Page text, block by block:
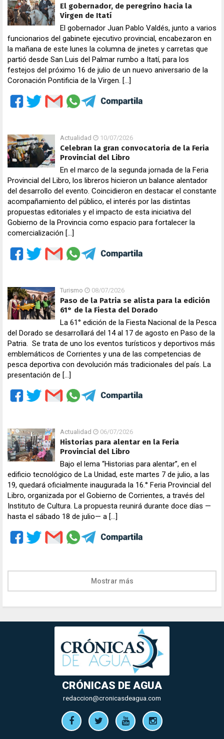
El gobernador, de peregrino hacia la
Virgen de Itatí
El gobernador Juan Pablo Valdés, junto a varios
funcionarios del gabinete ejecutivo provincial, encabezaron en
la mañana de este lunes la columna de jinetes y carretas que
partió desde San Luis del Palmar rumbo a Itatí, para los
festejos del próximo 16 de julio de un nuevo aniversario de la
Coronación Pontificia de la Virgen. […]
Actualidad 10/07/2026
Celebran la gran convocatoria de la Feria
Provincial del Libro
En el marco de la segunda jornada de la Feria
Provincial del Libro, los libreros hicieron un balance alentador
del desarrollo del evento. Coincidieron en destacar el constante
acompañamiento del público, el interés por las distintas
propuestas editoriales y el impacto de esta iniciativa del
Gobierno de la Provincia como espacio para fortalecer la
comercialización […]
Turismo 08/07/2026
Paso de la Patria se alista para la edición
61° de la Fiesta del Dorado
La 61° edición de la Fiesta Nacional de la Pesca
del Dorado se desarrollará del 14 al 17 de agosto en Paso de la
Patria. Se trata de uno los eventos turísticos y deportivos más
emblemáticos de Corrientes y una de las competencias de
pesca deportiva con devolución más tradicionales del país. La
presentación de […]
Actualidad 06/07/2026
Historias para alentar en la Feria
Provincial del Libro
Bajo el lema “Historias para alentar”, en el
edificio tecnológico de La Unidad, este martes 7 de julio, a las
19, quedará oficialmente inaugurada la 16.° Feria Provincial del
Libro, organizada por el Gobierno de Corrientes, a través del
Instituto de Cultura. La propuesta reunirá durante doce días —
hasta el sábado 18 de julio— a […]
Mostrar más
CRÓNICAS DE AGUA
redaccion@cronicasdeagua.com